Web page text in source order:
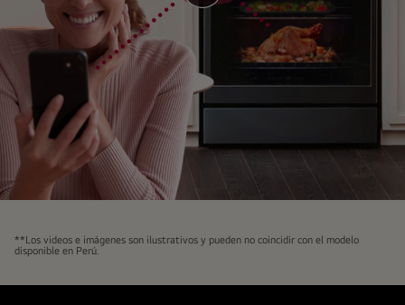
video
**Los videos e imágenes son ilustrativos y pueden no coincidir con el modelo
disponible en Perú.